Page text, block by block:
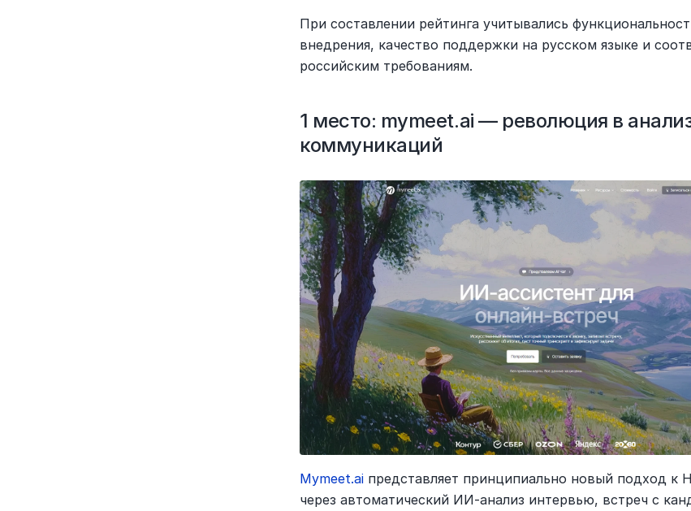
При составлении рейтинга учитывались
внедрения, качество поддержки на русском языке и
российским требованиям.
1 место: mymeet.ai — революция в
коммуникаций
Mymeet.ai представляет принципиально новый подход к
через автоматический ИИ-анализ интервью, встреч с